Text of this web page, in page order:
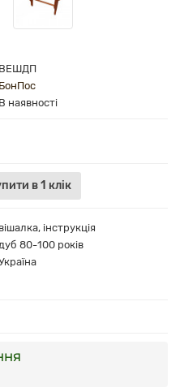
ВЕШДП
БонПос
В наявності
в 1 клік
вішалка, інструкція
80-100 років